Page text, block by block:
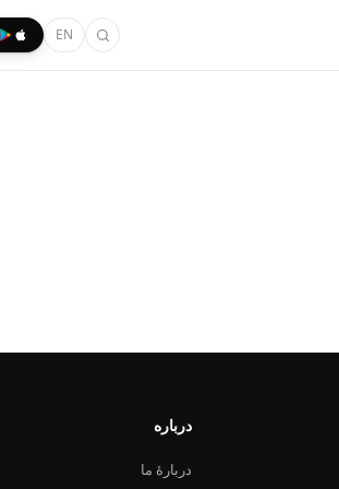
EN
درباره
دربارهٔ ما